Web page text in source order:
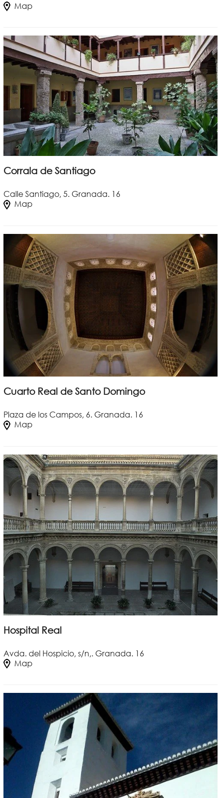
Map
Corrala de Santiago
Calle Santiago, 5. Granada. 16
Map
Cuarto Real de Santo Domingo
Plaza de los Campos, 6. Granada. 16
Map
Hospital Real
Avda. del Hospicio, s/n,. Granada. 16
Map